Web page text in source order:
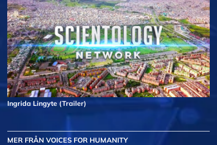
Ingrida Lingyte (Trailer)
MER FRÅN VOICES FOR HUMANITY